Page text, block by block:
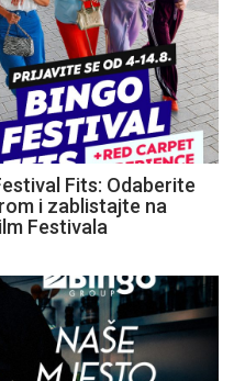
Fits: Odaberite
i zablistajte na
Festivala